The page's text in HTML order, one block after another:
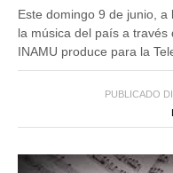
Este domingo 9 de junio,
la música del país a
INAMU produce para la
PUBLICADO